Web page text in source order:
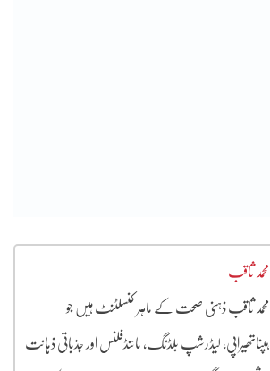
محمد ثاقب
محمد ثاقب ذہنی صحت کے ماہر کنسلٹنٹ ہیں جو
ہپناتھیراپی، لیڈرشپ بلڈنگ، مائنڈفلنس اور جذباتی ذہانت